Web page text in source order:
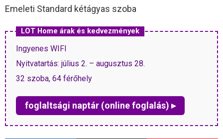
Emeleti Standard kétágyas szoba
LOT Home árak és kedvezmények
Ingyenes WIFI
Nyitvatartás: július 2. – augusztus 28.
32 szoba, 64 férőhely
foglaltsági naptár (online foglalás) ▸